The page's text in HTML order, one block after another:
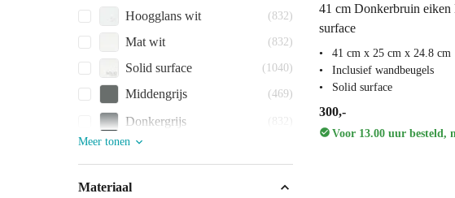
Hoogglans wit (832)
Mat wit (832)
Solid surface (1040)
Middengrijs (469)
Donkergrijs
Meer tonen
Materiaal
41 cm Donkerbruin
surface
41 cm x 25 cm x 24.8 cm
Inclusief wandbeugels
Solid surface
300,-
Voor 13.00 uur besteld,